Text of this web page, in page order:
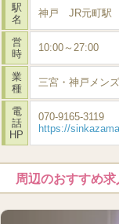
駅
名
神戸 JR元町駅
営
時
10:00～27:00
業
種
三宮・神戸メン
電
話
HP
070-9165-3119
https://
周辺のおすすめ求